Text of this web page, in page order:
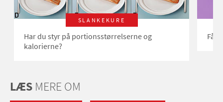
SLANKEKURE
Har du styr på portionsstørrelserne og
kalorierne?
Få
LÆS MERE OM